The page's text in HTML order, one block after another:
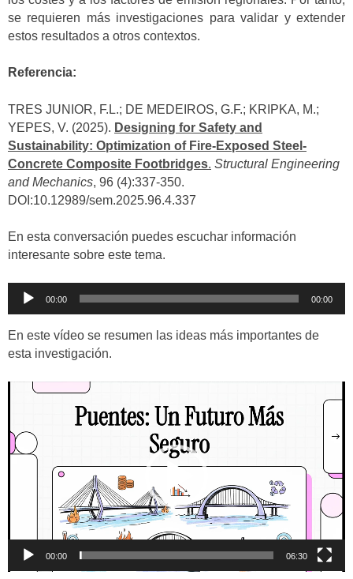
se requieren más investigaciones para validar y extender
estos resultados a otros contextos.
Referencia:
TRES JUNIOR, F.L.; DE MEDEIROS, G.F.; KRIPKA, M.;
YEPES, V. (2025). Designing for Safety and
Sustainability: Optimization of Fire-Exposed Steel-
Concrete Composite Footbridges. Structural Engineering
and Mechanics, 96 (4):337-350.
DOI:10.12989/sem.2025.96.4.337
En esta conversación puedes escuchar información
interesante sobre este tema.
Reproductor
audio
00:00 00:00
En este vídeo se resumen las ideas más importantes de
esta investigación.
Reproductor
00:00 06:30